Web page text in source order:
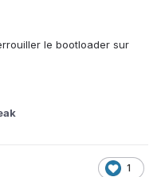
le bootloader sur
1